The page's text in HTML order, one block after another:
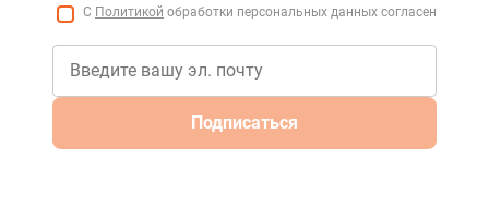
С Политикой обработки персональных данных согласен
Подписаться